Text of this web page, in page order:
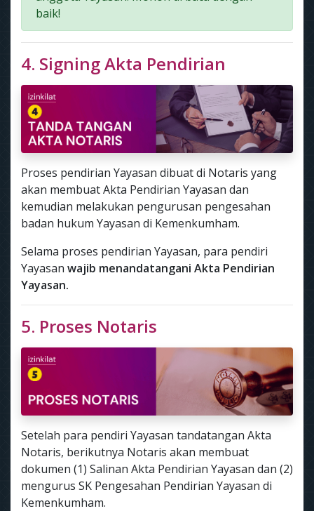
baik!
4. Signing Akta Pendirian
Proses pendirian Yayasan dibuat di Notaris yang
akan membuat Akta Pendirian Yayasan dan
kemudian melakukan pengurusan pengesahan
badan hukum Yayasan di Kemenkumham.
Selama proses pendirian Yayasan, para pendiri
Yayasan wajib menandatangani Akta Pendirian
Yayasan.
5. Proses Notaris
Setelah para pendiri Yayasan tandatangan Akta
Notaris, berikutnya Notaris akan membuat
dokumen (1) Salinan Akta Pendirian Yayasan dan (2)
mengurus SK Pengesahan Pendirian Yayasan di
Kemenkumham.